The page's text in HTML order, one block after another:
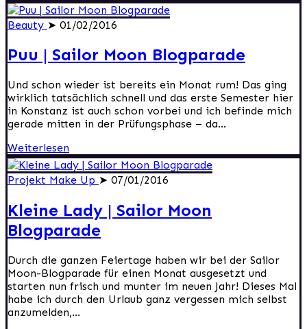
Beauty ➤ 01/02/2016
Puu | Sailor Moon Blogparade
Und schon wieder ist bereits ein Monat rum! Das ging
wirklich tatsächlich schnell und das erste Semester hier
in Konstanz ist auch schon vorbei und ich befinde mich
gerade mitten in der Prüfungsphase – da...
Weiterlesen
Projekt Make Up ➤ 07/01/2016
Kleine Lady | Sailor Moon
Blogparade
Durch die ganzen Feiertage haben wir bei der Sailor
Moon-Blogparade für einen Monat ausgesetzt und
starten nun frisch und munter im neuen Jahr! Dieses Mal
habe ich durch den Urlaub ganz vergessen mich selbst
anzumelden,...